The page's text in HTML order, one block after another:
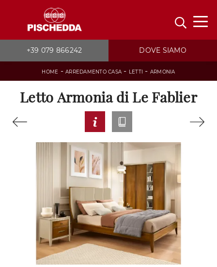
+39 079 866242 DOVE SIAMO
HOME -ARREDAMENTO CASA - LETTI - ARMONIA
Letto Armonia di Le Fablier